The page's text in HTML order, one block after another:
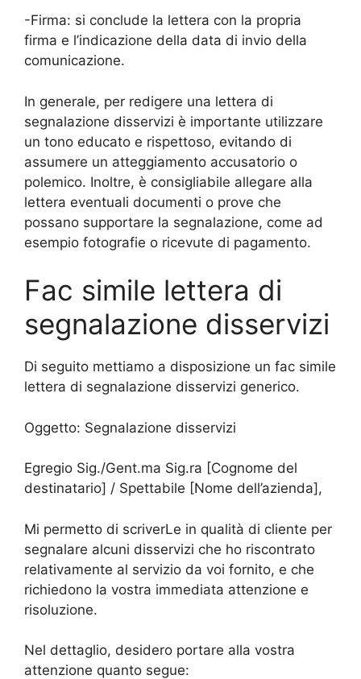
-Firma: si conclude la lettera con la propria
firma e l’indicazione della data di invio della
comunicazione.
In generale, per redigere una lettera di
segnalazione disservizi è importante utilizzare
un tono educato e rispettoso, evitando di
assumere un atteggiamento accusatorio o
polemico. Inoltre, è consigliabile allegare alla
lettera eventuali documenti o prove che
possano supportare la segnalazione, come ad
esempio fotografie o ricevute di pagamento.
Fac simile lettera di
segnalazione disservizi
Di seguito mettiamo a disposizione un fac simile
lettera di segnalazione disservizi generico.
Oggetto: Segnalazione disservizi
Egregio Sig./Gent.ma Sig.ra [Cognome del
destinatario] / Spettabile [Nome dell’azienda],
Mi permetto di scriverLe in qualità di cliente per
segnalare alcuni disservizi che ho riscontrato
relativamente al servizio da voi fornito, e che
richiedono la vostra immediata attenzione e
risoluzione.
Nel dettaglio, desidero portare alla vostra
attenzione quanto segue: